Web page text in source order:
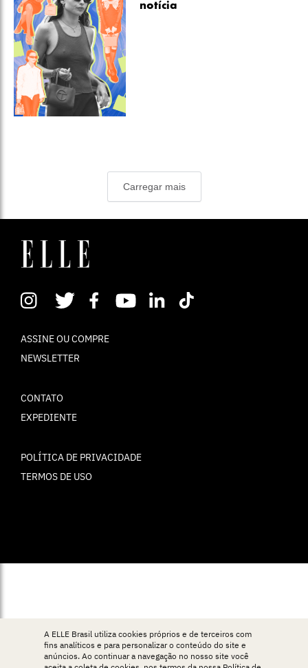
notícia
Carregar mais
ASSINE OU COMPRE
NEWSLETTER
CONTATO
EXPEDIENTE
POLÍTICA DE PRIVACIDADE
TERMOS DE USO
A ELLE Brasil utiliza cookies próprios e de terceiros com
fins analíticos e para personalizar o conteúdo do site e
anúncios. Ao continuar a navegação no nosso site você